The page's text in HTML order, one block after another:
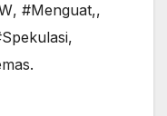
, #Menguat,,
,